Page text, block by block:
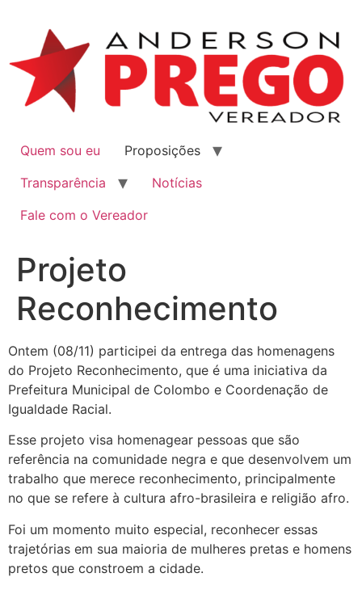
Quem sou eu
Proposições
Transparência
Notícias
Fale com o Vereador
Projeto
Reconhecimento
Ontem (08/11) participei da entrega das homenagens
do Projeto Reconhecimento, que é uma iniciativa da
Prefeitura Municipal de Colombo e Coordenação de
Igualdade Racial.
Esse projeto visa homenagear pessoas que são
referência na comunidade negra e que desenvolvem um
trabalho que merece reconhecimento, principalmente
no que se refere à cultura afro-brasileira e religião afro.
Foi um momento muito especial, reconhecer essas
trajetórias em sua maioria de mulheres pretas e homens
pretos que constroem a cidade.